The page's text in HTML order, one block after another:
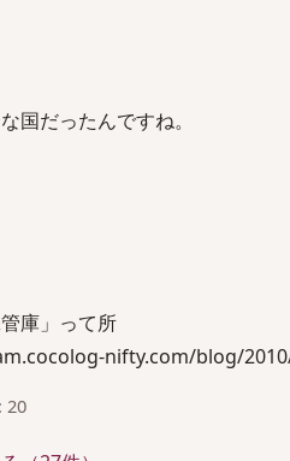
国だったんですね。
庫」って所
nifty.com/blog/
20